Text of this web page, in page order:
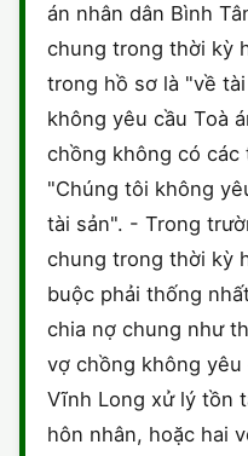
án nhân dân Bình
chung trong thời kỳ
trong hồ sơ là "về
không yêu cầu Toà
chồng không có các
"Chúng tôi không
tài sản". - Trong
chung trong thời kỳ
buộc phải thống
chia nợ chung như
vợ chồng không yêu
Vĩnh Long xử lý tồn
hôn nhân, hoặc hai